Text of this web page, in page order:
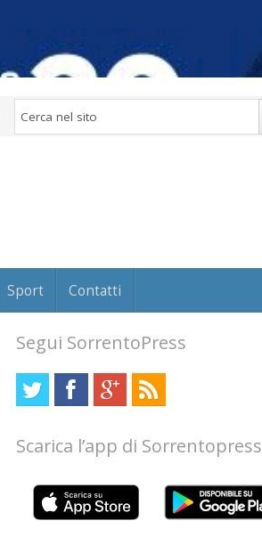
Sport Contatti
Segui SorrentoPress
Scarica l’app di Sorrentopress